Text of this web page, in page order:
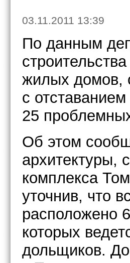
03.11.2011 13:39
По данным
жилых домов,
с
25
Об этом
архитектуры,
комплекса
уточнив, что
расположено
которых
дольщиков.